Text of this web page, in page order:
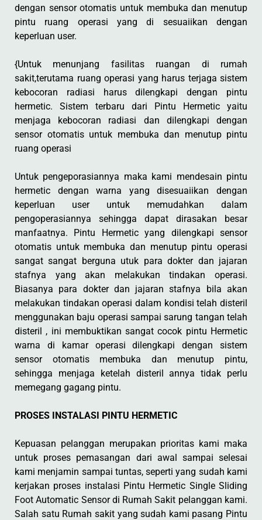
dengan sensor otomatis untuk membuka dan menutup
pintu ruang operasi yang di sesuaiikan dengan
keperluan user.
{Untuk menunjang fasilitas ruangan di rumah
sakit,terutama ruang operasi yang harus terjaga sistem
kebocoran radiasi harus dilengkapi dengan pintu
hermetic. Sistem terbaru dari Pintu Hermetic yaitu
menjaga kebocoran radiasi dan dilengkapi dengan
sensor otomatis untuk membuka dan menutup pintu
ruang operasi
Untuk pengeporasiannya maka kami mendesain pintu
hermetic dengan warna yang disesuaiikan dengan
keperluan user untuk memudahkan dalam
pengoperasiannya sehingga dapat dirasakan besar
manfaatnya. Pintu Hermetic yang dilengkapi sensor
otomatis untuk membuka dan menutup pintu operasi
sangat sangat berguna utuk para dokter dan jajaran
stafnya yang akan melakukan tindakan operasi.
Biasanya para dokter dan jajaran stafnya bila akan
melakukan tindakan operasi dalam kondisi telah disteril
menggunakan baju operasi sampai sarung tangan telah
disteril , ini membuktikan sangat cocok pintu Hermetic
warna di kamar operasi dilengkapi dengan sistem
sensor otomatis membuka dan menutup pintu,
sehingga menjaga ketelah disteril annya tidak perlu
memegang gagang pintu.
PROSES INSTALASI PINTU HERMETIC
Kepuasan pelanggan merupakan prioritas kami maka
untuk proses pemasangan dari awal sampai selesai
kami menjamin sampai tuntas, seperti yang sudah kami
kerjakan proses instalasi Pintu Hermetic Single Sliding
Foot Automatic Sensor di Rumah Sakit pelanggan kami.
Salah satu Rumah sakit yang sudah kami pasang Pintu